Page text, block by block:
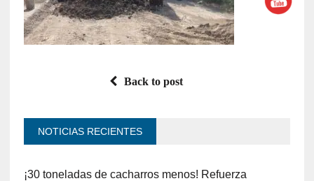
Back to post
NOTICIAS RECIENTES
¡30 toneladas de cacharros menos! Refuerza